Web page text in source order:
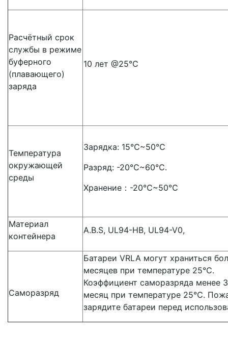
Расчётный срок
службы в режиме
буферного
(плавающего)
заряда
10 лет @25℃
Температура
окружающей
среды
Зарядка: 15℃~50℃
Разряд: -20℃~60℃.
Хранение：-20℃~50℃
Материал
контейнера
A.B.S, UL94-HB, UL94-V0,
Саморазряд
Батареи VRLA могут храниться
месяцев при температуре 25℃.
Коэффициент саморазряда менее
месяц при температуре 25℃.
зарядите батареи перед